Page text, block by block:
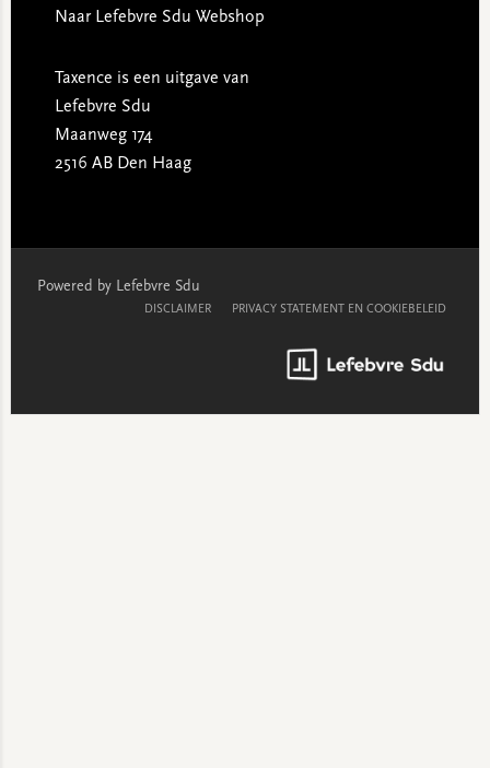
Naar Lefebvre Sdu Webshop
Taxence is een uitgave van
Lefebvre Sdu
Maanweg 174
2516 AB Den Haag
Powered by Lefebvre Sdu
DISCLAIMER PRIVACY STATEMENT EN COOKIEBELEID